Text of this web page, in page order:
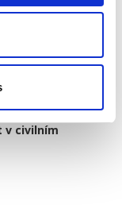
z
vzniku
v civilním